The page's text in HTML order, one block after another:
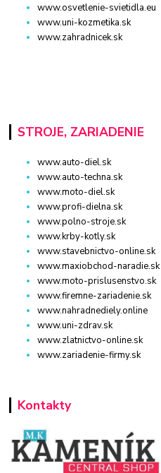
www.osvetlenie-svietidla.eu
www.uni-kozmetika.sk
www.zahradnicek.sk
STROJE, ZARIADENIE
www.auto-diel.sk
www.auto-techna.sk
www.moto-diel.sk
www.profi-dielna.sk
www.polno-stroje.sk
www.krby-kotly.sk
www.stavebnictvo-online.sk
www.maxiobchod-naradie.sk
www.moto-prislusenstvo.sk
www.firemne-zariadenie.sk
www.nahradnediely.online
www.uni-zdrav.sk
www.zlatnictvo-online.sk
www.zariadenie-firmy.sk
Kontakty